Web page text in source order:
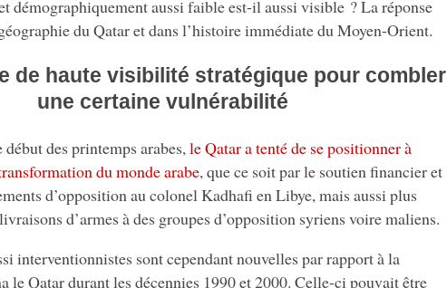
démographiquement aussi faible est-il aussi visible ? La réponse
du Qatar et dans l’histoire immédiate du Moyen-Orient.
de haute visibilité stratégique pour combler
une certaine vulnérabilité
des printemps arabes,le Qatar a tenté de se positionner à
du monde arabe, que ce soit par le soutien financier et
d’opposition au colonel Kadhafi en Libye, mais aussi plus
d’armes à des groupes d’opposition syriens voire maliens.
interventionnistes sont cependant nouvelles par rapport à la
le Qatar durant les décennies 1990 et 2000. Celle-ci pouvait être